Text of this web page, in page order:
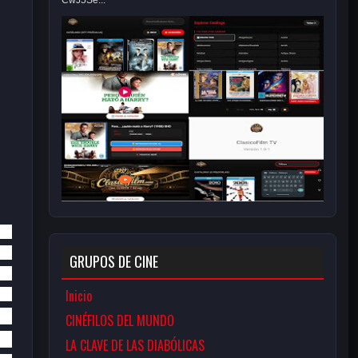
GRUPOS DE CINE
Inicio
CINÉFILOS DEL MUNDO
LA CLAVE DE LAS DIABÓLICAS